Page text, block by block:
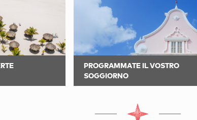
PROGRAMMATE IL VOSTRO
SOGGIORNO